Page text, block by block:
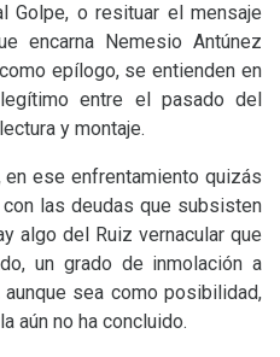
Golpe, o resituar el mensaje
encarna Nemesio Antúnez
epílogo, se entienden en
entre el pasado del
y montaje.
ese enfrentamiento quizás
las deudas que subsisten
algo del Ruiz vernacular que
un grado de inmolación a
sea como posibilidad,
aún no ha concluido.